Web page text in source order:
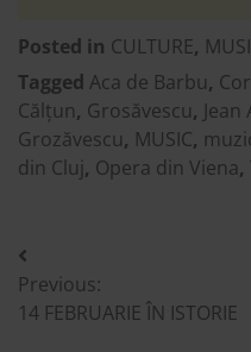
Posted in CULTURE,
Tagged Aca de Barbu,
Călțun, Grosăvescu,
Grozăvescu, MUSIC,
din Cluj , Opera din Viena,
Post
navigation
Previous:
14 FEBRUARIE ÎN ISTORIE